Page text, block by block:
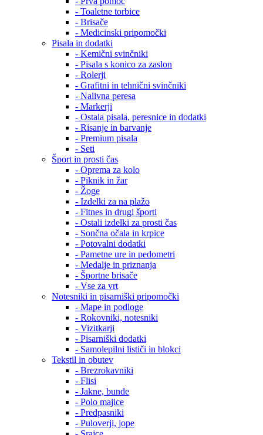
- Toaletne torbice
- Brisače
- Medicinski pripomočki
Pisala in dodatki
- Kemični svinčniki
- Pisala s konico za zaslon
- Rolerji
- Grafitni in tehnični svinčniki
- Nalivna peresa
- Markerji
- Ostala pisala, peresnice in dodatki
- Risanje in barvanje
- Premium pisala
- Seti
Šport in prosti čas
- Oprema za kolo
- Piknik in žar
- Žoge
- Izdelki za na plažo
- Fitnes in drugi športi
- Ostali izdelki za prosti čas
- Sončna očala in krpice
- Potovalni dodatki
- Pametne ure in pedometri
- Medalje in priznanja
- Športne brisače
- Vse za vrt
Notesniki in pisarniški pripomočki
- Mape in podloge
- Rokovniki, notesniki
- Vizitkarji
- Pisarniški dodatki
- Samolepilni lističi in blokci
Tekstil in obutev
- Brezrokavniki
- Flisi
- Jakne, bunde
- Polo majice
- Predpasniki
- Puloverji, jope